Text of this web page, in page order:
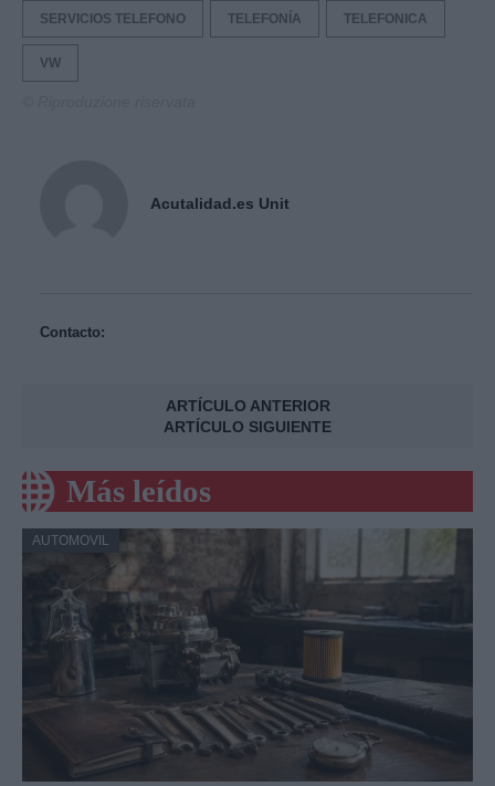
SERVICIOS TELEFONO TELEFONÍA TELEFONICA
VW
Acutalidad.es Unit
Contacto:
ARTÍCULO ANTERIOR
ARTÍCULO SIGUIENTE
Más leídos
AUTOMOVIL